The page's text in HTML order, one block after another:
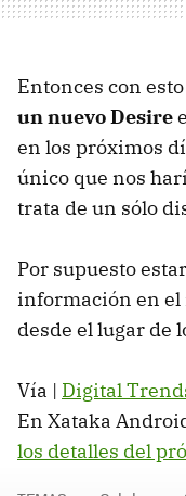
Entonces con
un nuevo Desire
en los próximos
único que nos
trata de un sólo
Por supuesto
información en el
desde el lugar de
Vía | Digital
En Xataka
los detalles del